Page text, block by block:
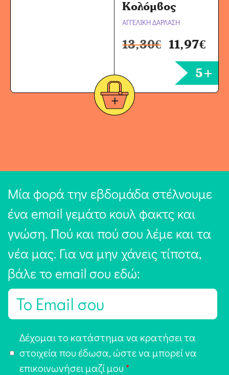
Κολόμβος
ΑΓΓΕΛΙΚΗ ΔΑΡΛΑΣΗ
13,30€ 11,97€
5+
Μία φορά την εβδομάδα στέλνουμε
ένα email γεμάτο κουλ φακτς και
γνώση. Πού και πού σου λέμε και τα
νέα μας. Για να μην χάνεις τίποτα,
βάλε το email σου εδώ:
E
π
Δέχομαι το κατάστημα να κρατήσει τα
στοιχεία που έδωσα, ώστε να μπορεί να
επικοινωνήσει μαζί μου *